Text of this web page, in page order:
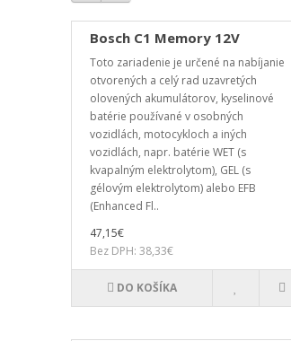
Bosch C1 Memory 12V
Toto zariadenie je určené na nabíjanie
otvorených a celý rad uzavretých
olovených akumulátorov, kyselinové
batérie používané v osobných
vozidlách, motocykloch a iných
vozidlách, napr. batérie WET (s
kvapalným elektrolytom), GEL (s
gélovým elektrolytom) alebo EFB
(Enhanced Fl..
47,15€
Bez DPH: 38,33€
DO KOŠÍKA